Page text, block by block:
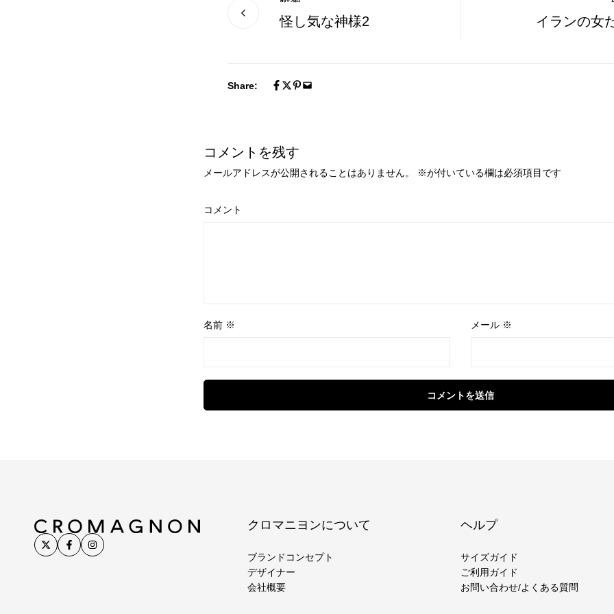
怪し気な神様2 イランの女
Share:
コメントを残す
メールアドレスが公開されることはありません。 ※が付いている欄は必須項目です
コメント
名前 ※ メール ※
コメントを送信
クロマニヨンについて
ブランドコンセプト
デザイナー
会社概要
ヘルプ
サイズガイド
ご利用ガイド
お問い合わせ/よくある質問